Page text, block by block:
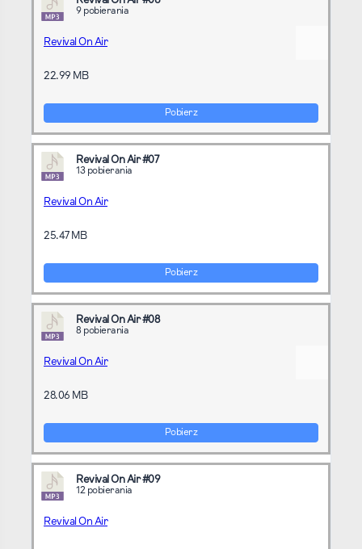
9 pobierania
Revival On Air
22.99 MB
Pobierz
Revival On Air #07
13 pobierania
Revival On Air
25.47 MB
Pobierz
Revival On Air #08
8 pobierania
Revival On Air
28.06 MB
Pobierz
Revival On Air #09
12 pobierania
Revival On Air